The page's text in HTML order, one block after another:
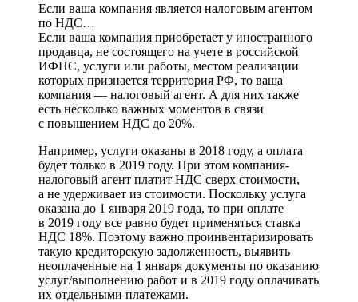
Если ваша компания является налоговым агентом
по НДС…
Если ваша компания приобретает у иностранного
продавца, не состоящего на учете в российской
ИФНС, услуги или работы, местом реализации
которых признается территория РФ, то ваша
компания — налоговый агент. А для них также
есть несколько важных моментов в связи
с повышением НДС до 20%.
Например, услуги оказаны в 2018 году, а оплата
будет только в 2019 году. При этом компания-
налоговый агент платит НДС сверх стоимости,
а не удерживает из стоимости. Поскольку услуга
оказана до 1 января 2019 года, то при оплате
в 2019 году все равно будет применяться ставка
НДС 18%. Поэтому важно проинвентаризировать
такую кредиторскую задолженность, выявить
неоплаченные на 1 января документы по оказанию
услуг/выполнению работ и в 2019 году оплачивать
их отдельными платежами.